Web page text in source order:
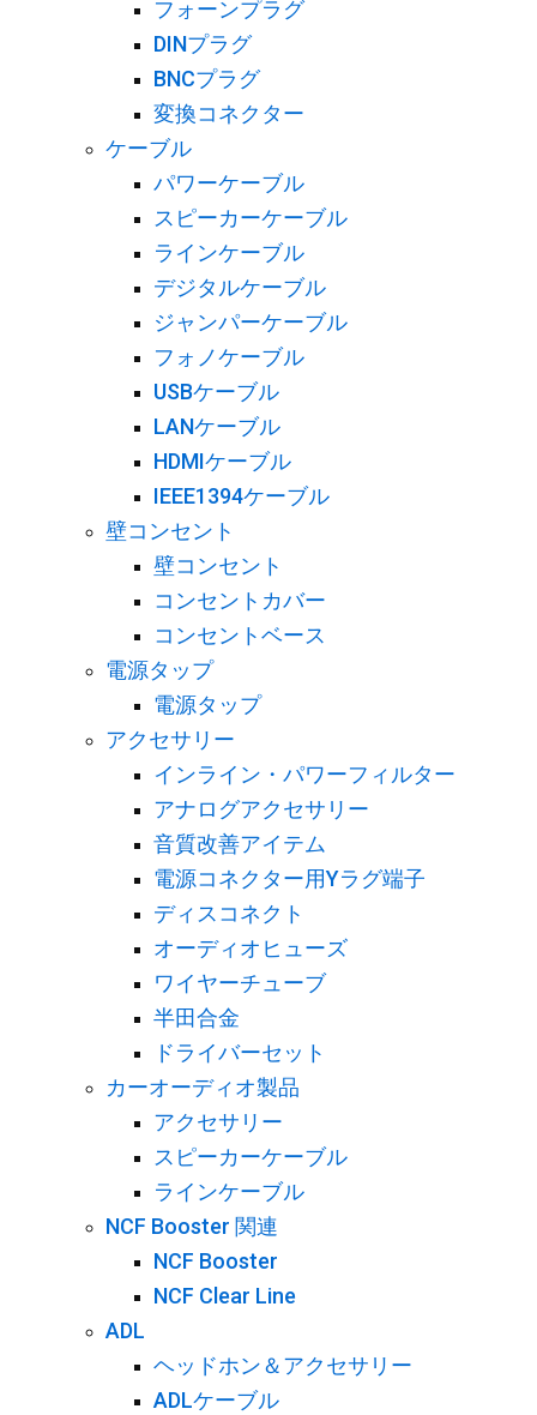
フォーンプラグ
DINプラグ
BNCプラグ
変換コネクター
ケーブル
パワーケーブル
スピーカーケーブル
ラインケーブル
デジタルケーブル
ジャンパーケーブル
フォノケーブル
USBケーブル
LANケーブル
HDMIケーブル
IEEE1394ケーブル
壁コンセント
壁コンセント
コンセントカバー
コンセントベース
電源タップ
電源タップ
アクセサリー
インライン・パワーフィルター
アナログアクセサリー
音質改善アイテム
電源コネクター用Yラグ端子
ディスコネクト
オーディオヒューズ
ワイヤーチューブ
半田合金
ドライバーセット
カーオーディオ製品
アクセサリー
スピーカーケーブル
ラインケーブル
NCF Booster 関連
NCF Booster
NCF Clear Line
ADL
ヘッドホン＆アクセサリー
ADLケーブル